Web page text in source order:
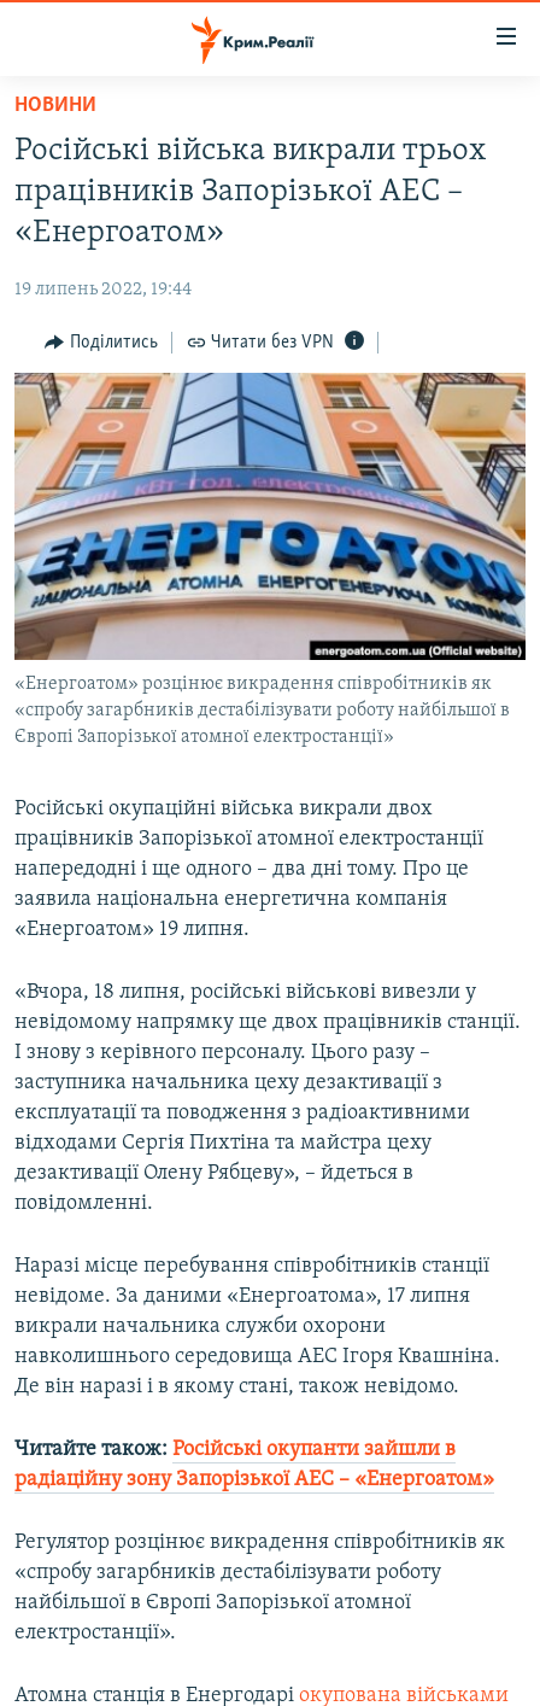
Перейти
основного
матеріалу
Перейти
до
основної
Перейти
до
пошуку
ВІДЕО ТА ФОТО
БЛОГИ
ПОГЛЯД
ІНТЕРВ'Ю
ВСЕ ЗА ДЕНЬ
СПЕЦПРОЕКТИ
ДЕПОРТАЦІЯ
ВІДЕОУРОКИ «ELIFBE»
СВІДЧЕННЯ ОКУПАЦІЇ
УКРАЇНСЬКА ПРОБЛЕМА КРИМУ
ІНФОГРАФІКА
ЯК ОБІЙТИ БЛОКУВАННЯ
Русский
Qırımtatar
ДОЛУЧАЙСЯ!
Усі сайти RFE/RL
НОВИНИ
Російські війська викрали трьох
працівників Запорізької АЕС –
«Енергоатом»
19 липень 2022, 19:44
Поділитись Читати без VPN
«Енергоатом» розцінює викрадення співробітників як
«спробу загарбників дестабілізувати роботу найбільшої в
Європі Запорізької атомної електростанції»
Російські окупаційні війська викрали двох
працівників Запорізької атомної електростанції
напередодні і ще одного – два дні тому. Про це
заявила національна енергетична компанія
«Енергоатом» 19 липня.
«Вчора, 18 липня, російські військові вивезли у
невідомому напрямку ще двох працівників станції.
І знову з керівного персоналу. Цього разу –
заступника начальника цеху дезактивації з
експлуатації та поводження з радіоактивними
відходами Сергія Пихтіна та майстра цеху
дезактивації Олену Рябцеву», – йдеться в
повідомленні.
Наразі місце перебування співробітників станції
невідоме. За даними «Енергоатома», 17 липня
викрали начальника служби охорони
навколишнього середовища АЕС Ігоря Квашніна.
Де він наразі і в якому стані, також невідомо.
Читайте також: Російські окупанти зайшли в
радіаційну зону Запорізької АЕС – «Енергоатом»
Регулятор розцінює викрадення співробітників як
«спробу загарбників дестабілізувати роботу
найбільшої в Європі Запорізької атомної
електростанції».
Атомна станція в Енергодарі окупована військами